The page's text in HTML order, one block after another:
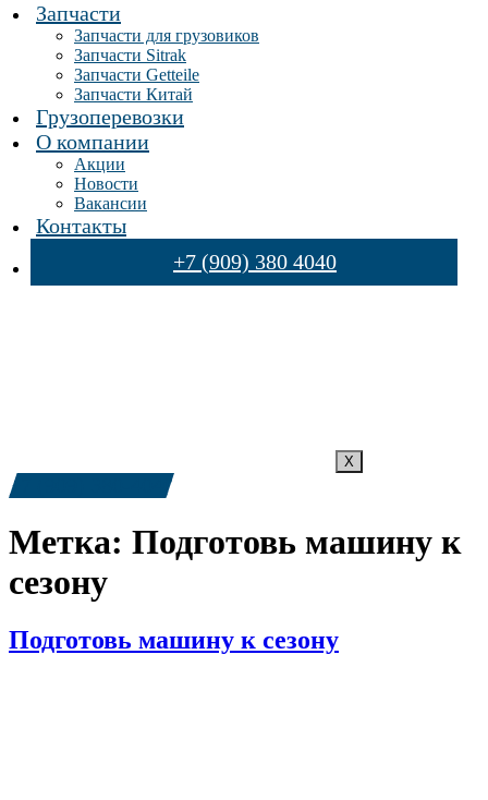
Запчасти
Запчасти для грузовиков
Запчасти Sitrak
Запчасти Getteile
Запчасти Китай
Грузоперевозки
О компании
Акции
Новости
Вакансии
Контакты
+7 (909) 380 4040
X
+7 (909) 380-4040
Метка: Подготовь машину к
сезону
Подготовь машину к сезону